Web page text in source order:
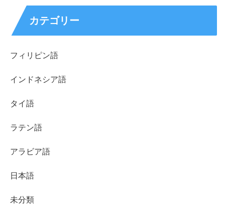
カテゴリー
フィリピン語
インドネシア語
タイ語
ラテン語
アラビア語
日本語
未分類